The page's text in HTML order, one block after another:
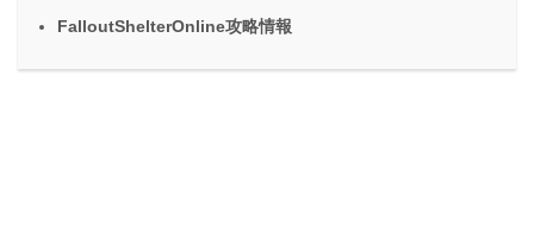
FalloutShelterOnline攻略情報